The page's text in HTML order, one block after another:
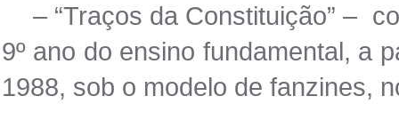
– “Traços da Constituição” –
9º ano do ensino fundamental, a
1988, sob o modelo de fanzines,